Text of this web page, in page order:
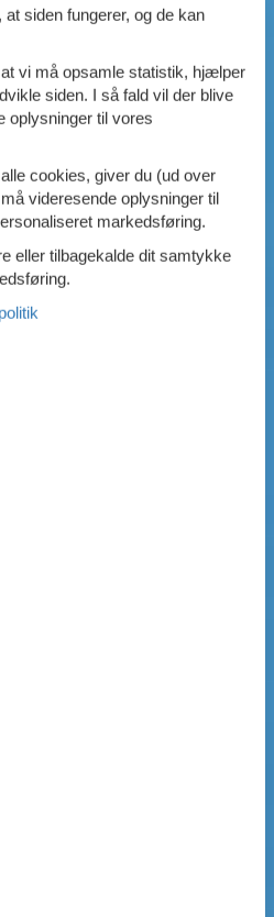
siden fungerer, og de kan
vi må opsamle statistik, hjælper
siden. I så fald vil der blive
oplysninger til vores
cookies, giver du (ud over
videresende oplysninger til
markedsføring.
eller tilbagekalde dit samtykke